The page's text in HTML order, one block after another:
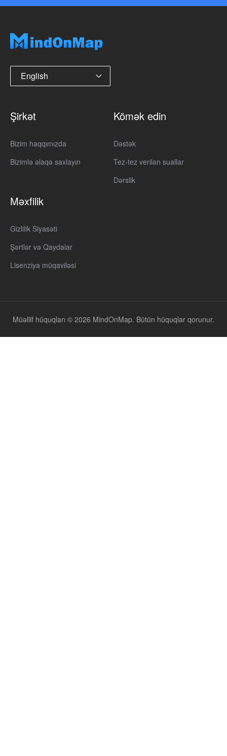
English
Şirkət
Bizim haqqımızda
Bizimlə əlaqə saxlayın
Kömək edin
Dəstək
Tez-tez verilən suallar
Dərslik
Məxfilik
Gizlilik Siyasəti
Şərtlər və Qaydalar
Lisenziya müqaviləsi
Müəllif hüquqları © 2026 MindOnMap. Bütün hüquqlar qorunur.